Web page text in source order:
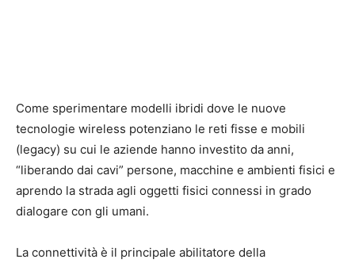
Come sperimentare modelli ibridi dove le nuove
tecnologie wireless potenziano le reti fisse e mobili
(legacy) su cui le aziende hanno investito da anni,
“liberando dai cavi” persone, macchine e ambienti fisici e
aprendo la strada agli oggetti fisici connessi in grado
dialogare con gli umani.
La connettività è il principale abilitatore della